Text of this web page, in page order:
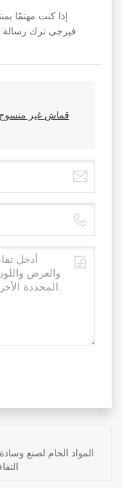
إذا كنت مهتمًا
فيرجى ترك رسالة
قماش غير منسوج